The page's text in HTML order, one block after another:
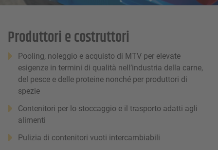
Produttori e costruttori
Pooling, noleggio e acquisto di MTV per elevate
esigenze in termini di qualità nell’industria della carne,
del pesce e delle proteine nonché per produttori di
spezie
Contenitori per lo stoccaggio e il trasporto adatti agli
alimenti
Pulizia di contenitori vuoti intercambiabili